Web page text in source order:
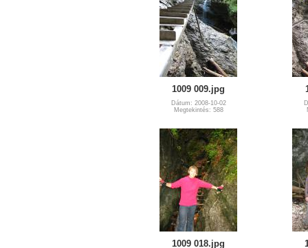
1009 009.jpg
Dátum: 2008-10-02
Megtekintés: 588
1009 018.jpg